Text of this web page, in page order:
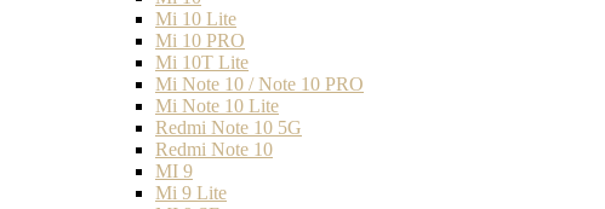
Mi 10 Lite
Mi 10 PRO
Mi 10T Lite
Mi Note 10 / Note 10 PRO
Mi Note 10 Lite
Redmi Note 10 5G
Redmi Note 10
MI 9
Mi 9 Lite